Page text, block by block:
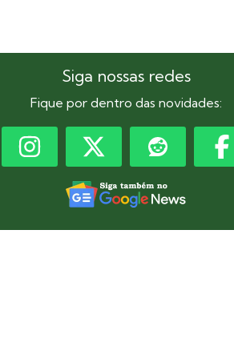
Siga nossas redes
Fique por dentro das novidades: